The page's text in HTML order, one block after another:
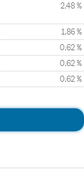
2,48 %
1,86 %
0,62 %
0,62 %
0,62 %